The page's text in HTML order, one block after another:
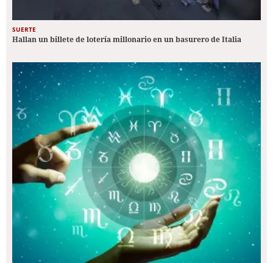
SUERTE
Hallan un billete de lotería millonario en un basurero de Italia